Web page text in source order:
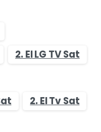
2. El LG TV Sat
2. El Tv Sat